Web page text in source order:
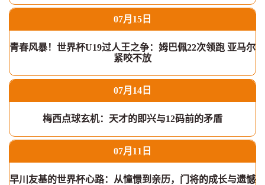
07月15日
青春风暴！世界杯U19过人王之争：姆巴佩22次领跑 亚马尔
紧咬不放
07月14日
梅西点球玄机：天才的即兴与12码前的矛盾
07月11日
早川友基的世界杯心路：从憧憬到亲历，门将的成长与遗憾